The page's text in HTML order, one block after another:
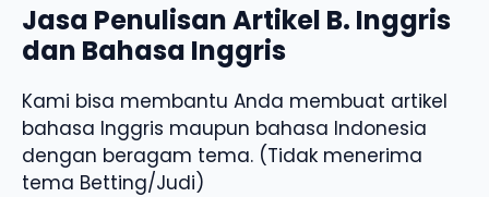
Jasa Penulisan Artikel B. Inggris
dan Bahasa Inggris
Kami bisa membantu Anda membuat artikel
bahasa Inggris maupun bahasa Indonesia
dengan beragam tema. (Tidak menerima
tema Betting/Judi)